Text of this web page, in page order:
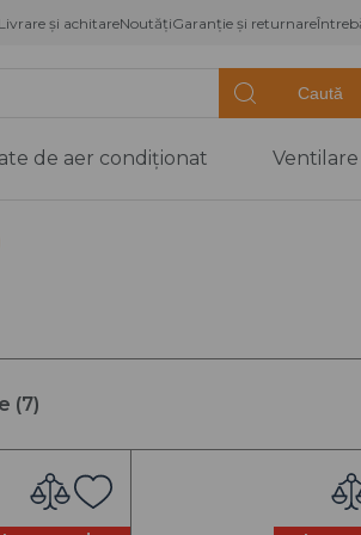
Livrare și achitareNoutățiGaranție și returnare
Caută
de căldură
de aer condiționat Ventilare
(7)